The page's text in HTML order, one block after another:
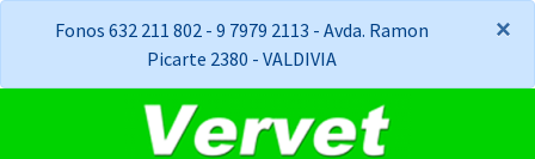
Fonos 632 211 802 - 9 7979 2113 - Avda. Ramon
Picarte 2380 - VALDIVIA
×
×